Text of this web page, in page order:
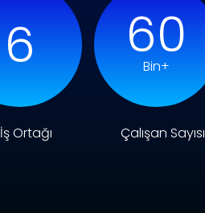
6
İş Ortağı
60
Bin+
Çalışan Sayısı